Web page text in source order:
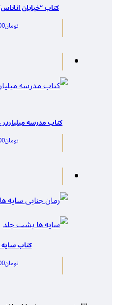
کتاب “خیابان
تومان
کتاب مدرسه میلیاردر
تومان
کتاب
تومان